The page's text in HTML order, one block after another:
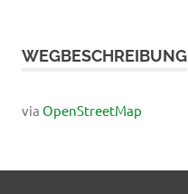
WEGBESCHREIBUNG
via OpenStreetMap